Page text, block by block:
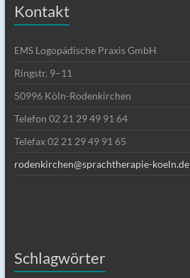
Kontakt
EMSLogopädische Praxis GmbH
Ringstr. 9–11
50996 Köln-Rodenkirchen
Telefon 02 21 29 49 91 64
Telefax 02 21 29 49 91 65
rodenkirchen@sprachtherapie-koeln.de
Schlagwörter